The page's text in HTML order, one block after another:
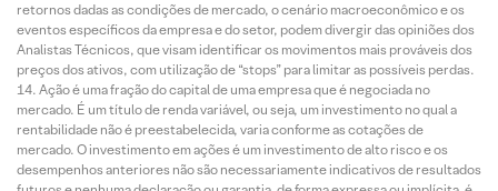
retornos dadas as condições de mercado, o cenário macroeconômico e os
eventos específicos da empresa e do setor, podem divergir das opiniões dos
Analistas Técnicos, que visam identificar os movimentos mais prováveis dos
preços dos ativos, com utilização de “stops” para limitar as possíveis perdas.
Ação é uma fração do capital de uma empresa que é negociada no
mercado. É um título de renda variável, ou seja, um investimento no qual a
rentabilidade não é preestabelecida, varia conforme as cotações de
mercado. O investimento em ações é um investimento de alto risco e os
desempenhos anteriores não são necessariamente indicativos de resultados